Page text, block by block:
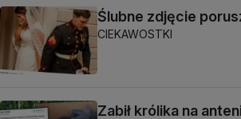
Ślubne zdjęcie
CIEKAWOSTKI
Zabił królika na